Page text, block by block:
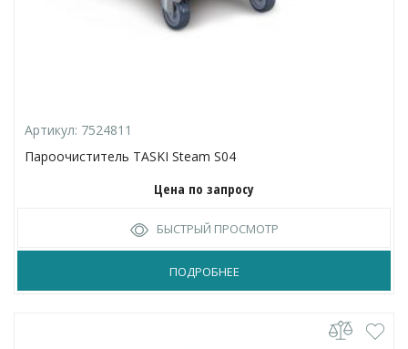
Артикул: 7524811
Пароочиститель TASKI Steam S04
Цена по запросу
БЫСТРЫЙ ПРОСМОТР
ПОДРОБНЕЕ